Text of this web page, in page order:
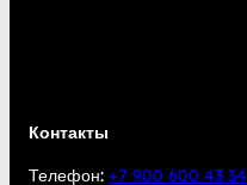
Контакты
Телефон: +7 900 600 43 34